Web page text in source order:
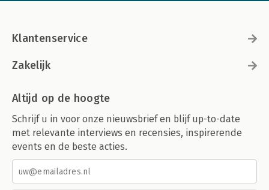
Klantenservice
Zakelijk
Altijd op de hoogte
Schrijf u in voor onze nieuwsbrief en blijf up-to-date
met relevante interviews en recensies, inspirerende
events en de beste acties.